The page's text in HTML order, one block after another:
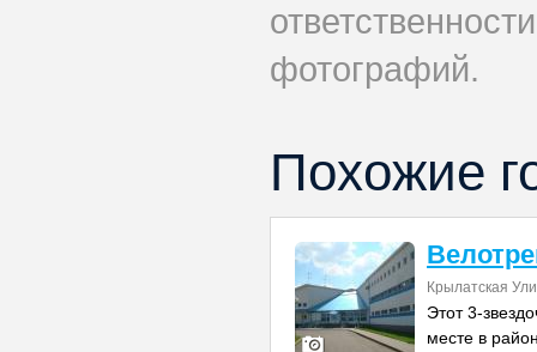
фотографий.
Похожие
Крылатская
Этот 3-
месте в